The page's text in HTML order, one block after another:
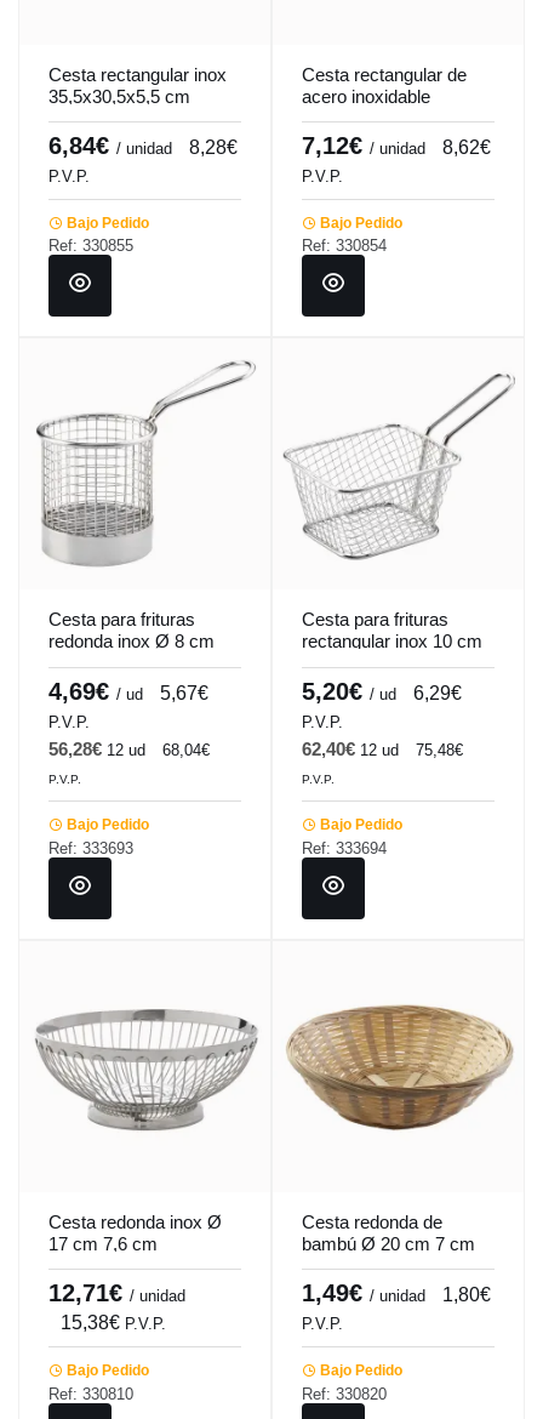
Cesta rectangular inox
35,5x30,5x5,5 cm
Pro.mundi
6,84€ / unidad 8,28€
P.V.P.
Bajo Pedido
Ref: 330855
Cesta rectangular de
acero inoxidable
45,2x30,5x5,5 cm
Pro.mundi
7,12€ / unidad 8,62€
P.V.P.
Bajo Pedido
Ref: 330854
Cesta para frituras
redonda inox Ø 8 cm
Pro.mundi
4,69€ / ud 5,67€
P.V.P.
56,28€ 12 ud 68,04€
P.V.P.
Bajo Pedido
Ref: 333693
Cesta para frituras
rectangular inox 10 cm
Pro.mundi
5,20€ / ud 6,29€
P.V.P.
62,40€ 12 ud 75,48€
P.V.P.
Bajo Pedido
Ref: 333694
Cesta redonda inox Ø
17 cm 7,6 cm
Pro.mundi
12,71€ / unidad
15,38€ P.V.P.
Bajo Pedido
Ref: 330810
Cesta redonda de
bambú Ø 20 cm 7 cm
Pro.mundi
1,49€ / unidad 1,80€
P.V.P.
Bajo Pedido
Ref: 330820